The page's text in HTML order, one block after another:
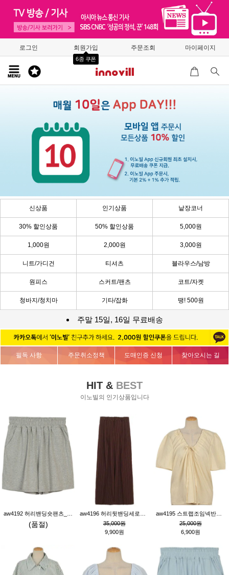
로그인 회원가입
6종 쿠폰
주문조회 마이페이지
신상품 인기상품 낱장코너
30% 할인상품 50% 할인상품 5,000원
1,000원 2,000원 3,000원
니트/가디건 티셔츠 블라우스/남방
원피스 스커트/팬츠 코트/자켓
청바지/청치마 기타/잡화 땡! 500원
주말 15일, 16일 무료배송
필독 사항 주문취소정책 도매인증 신청 찾아오시는 길
HIT & BEST
이노빌의 인기상품입니다
(품절)
35,000원
9,900원
25,000원
6,900원